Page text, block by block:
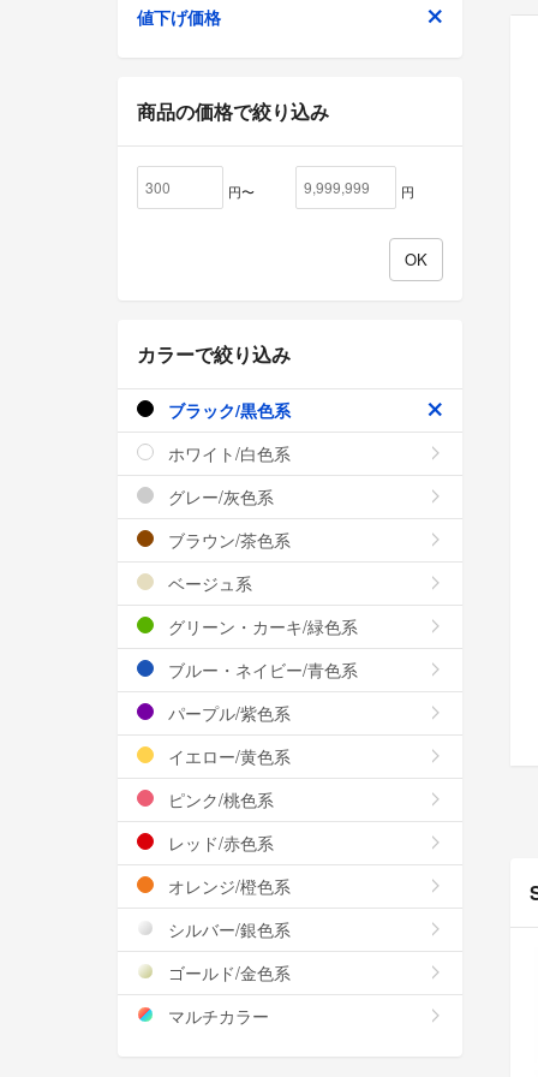
値下げ価格
商品の価格で絞り込み
円〜 円
カラーで絞り込み
ブラック/黒色系
ホワイト/白色系
グレー/灰色系
ブラウン/茶色系
ベージュ系
グリーン・カーキ/緑色系
ブルー・ネイビー/青色系
パープル/紫色系
イエロー/黄色系
ピンク/桃色系
レッド/赤色系
オレンジ/橙色系
シルバー/銀色系
ゴールド/金色系
マルチカラー